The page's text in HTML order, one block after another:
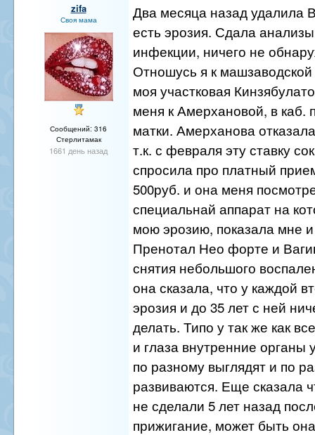
zifa
Своя мама
Сообщений: 316
Стерлитамак
1661 день назад
Два месяца назад удалила
есть эрозия. Сдала
инфекции, ничего не
Отношусь я к
моя участковая
меня к Амерхановой, в каб.
матки. Амерханова
т.к. с февраля эту ставку
спросила про платный
500руб. и она меня
специальнай аппарат на
мою эрозию, показала мне
Пренотал Нео форте и
снятия небольшого
она сказала, что у каждой
эрозия и до 35 лет с ней
делать. Типо у так же как
и глаза внутренние
по разному выглядят и по
развиваются. Еще сказала
не сделали 5 лет назад
прижигание, может быть